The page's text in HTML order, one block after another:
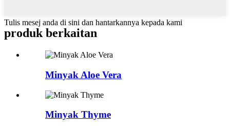
Tulis mesej anda di sini dan hantarkannya kepada kami
produk berkaitan
Minyak Aloe Vera
Minyak Thyme